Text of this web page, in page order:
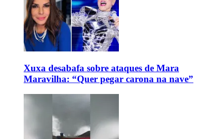
Xuxa desabafa sobre ataques de Mara
Maravilha: “Quer pegar carona na nave”